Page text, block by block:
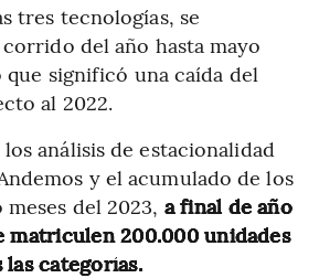
tres tecnologías, se
del año hasta mayo
que significó una caída del
al 2022.
análisis de estacionalidad
y el acumulado de los
del 2023, a final de año
matriculen 200.000 unidades
las categorías.